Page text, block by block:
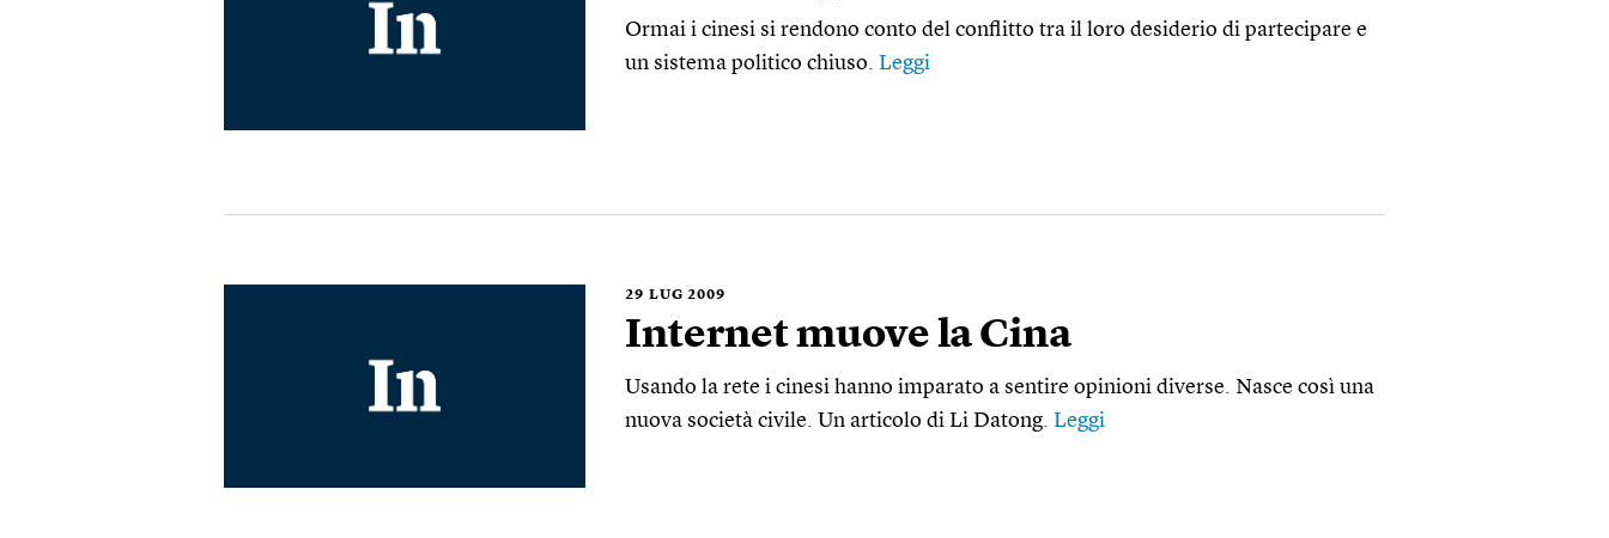
Ormai i cinesi si rendono conto del conflitto tra il loro desiderio di partecipare e
un sistema politico chiuso. Leggi
29 LUG 2009
Internet muove la Cina
Usando la rete i cinesi hanno imparato a sentire opinioni diverse. Nasce così una
nuova società civile. Un articolo di Li Datong. Leggi